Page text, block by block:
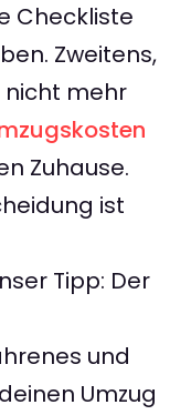
Checkliste
Zweitens,
nicht mehr
Zuhause.
ist
Tipp: Der
und
Umzug